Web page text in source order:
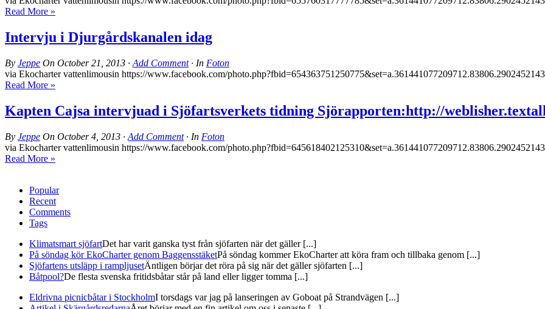
Read More »
Intervju i Djurgårdskanalen idag
By Jeppe On October 21, 2013 · Add Comment· In Foton
via Ekocharter vattenlimousin https://www.facebook.com/
Read More »
Kapten Cajsa intervjuad i Sjöfartsverkets tidning Sjörapporten:http://
By Jeppe On October 4, 2013 · Add Comment· In Foton
via Ekocharter vattenlimousin https://www.facebook.com/
Read More »
Popular
Recent
Comments
Tags
Klimatsmart sjöfartDet har varit ganska tyst från sjöfarten när det gäller [...]
På söndag kör EkoCharter genom BaggensstäketPå söndag kommer EkoCharter att köra fram och tillbaka genom [...]
Sjöfartens utsläpp i rampljusetÄntligen börjar det röra på sig när det gäller sjöfarten [...]
Båtpool?De flesta svenska fritidsbåtar står på land eller ligger tomma [...]
Eldrivna picnicbåtar i StockholmI torsdags var jag på lanseringen av Goboat på Strandvägen [...]